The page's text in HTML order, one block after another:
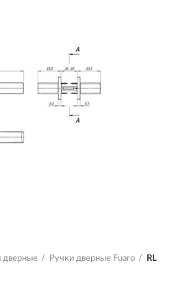
дверные Ручки дверные Fuaro RL